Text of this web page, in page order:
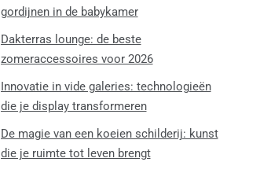
gordijnen in de babykamer
Dakterras lounge: de beste
zomeraccessoires voor 2026
Innovatie in vide galeries: technologieën
die je display transformeren
De magie van een koeien schilderij: kunst
die je ruimte tot leven brengt